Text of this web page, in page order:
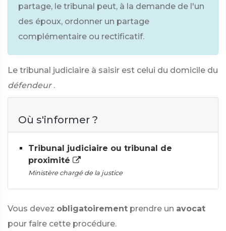
partage, le tribunal peut, à la demande de l'un
des époux, ordonner un partage
complémentaire ou rectificatif.
Le tribunal judiciaire à saisir est celui du domicile du
défendeur .
Où s'informer ?
Tribunal judiciaire ou tribunal de
proximité
Ministère chargé de la justice
Vous devez obligatoirement prendre un avocat
pour faire cette procédure.